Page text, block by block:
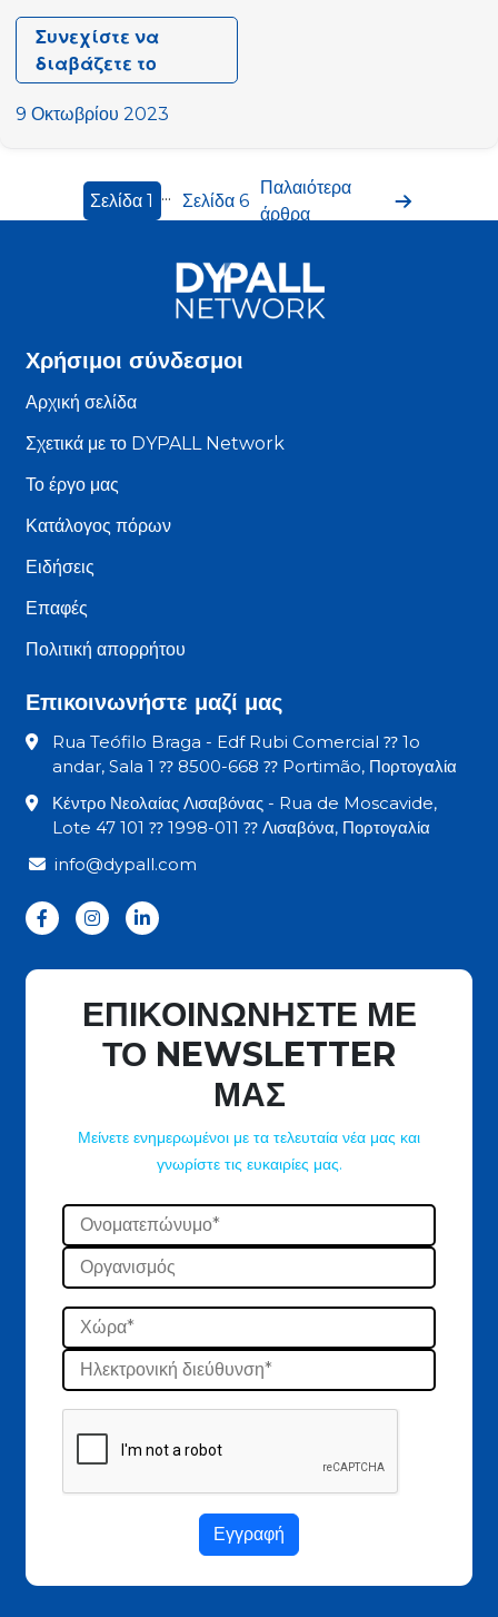
Συνεχίστε να
διαβάζετε το
«Πόλεις
νέους
μετανάστες:
Scale
of
Reference»
(Κλίμακα
αναφοράς:
μαθημάτων
9 Οκτωβρίου 2023
Σελιδοποίηση
άρθρων
Σελίδα 1 ... Σελίδα 6
Παλαιότερα
άρθρα
Χρήσιμοι σύνδεσμοι
Αρχική σελίδα
Σχετικά με το DYPALL Network
Το έργο μας
Κατάλογος πόρων
Ειδήσεις
Επαφές
Πολιτική απορρήτου
Επικοινωνήστε μαζί μας
Rua Teófilo Braga - Edf Rubi Comercial ⁇ 1o
andar, Sala 1 ⁇ 8500-668 ⁇ Portimão, Πορτογαλία
Κέντρο Νεολαίας Λισαβόνας - Rua de Moscavide,
Lote 47 101 ⁇ 1998-011 ⁇ Λισαβόνα, Πορτογαλία
info@dypall.com
ΕΠΙΚΟΙΝΩΝΗΣΤΕ ΜΕ
ΤΟ NEWSLETTER
ΜΑΣ
Μείνετε ενημερωμένοι με τα τελευταία νέα μας και
γνωρίστε τις ευκαιρίες μας.